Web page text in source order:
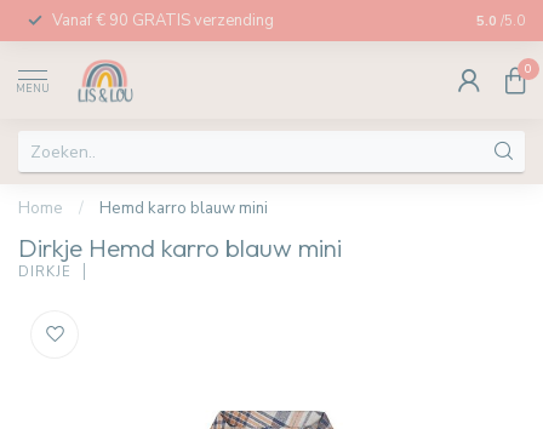
Vanaf € 90 GRATIS verzending Afhalen
5.0 /5.0
MENU
0
Home / Hemd karro blauw mini
Dirkje Hemd karro blauw mini
DIRKJE